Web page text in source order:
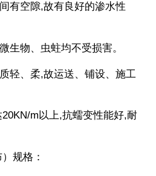
有空隙,故有良好的渗水性
生物、虫蛀均不受损害。
轻、柔,故运送、铺设、施工
m以上,抗蠕变性能好,耐
规格：